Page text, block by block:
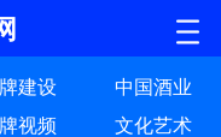
建设
中国酒业
视频
文化艺术